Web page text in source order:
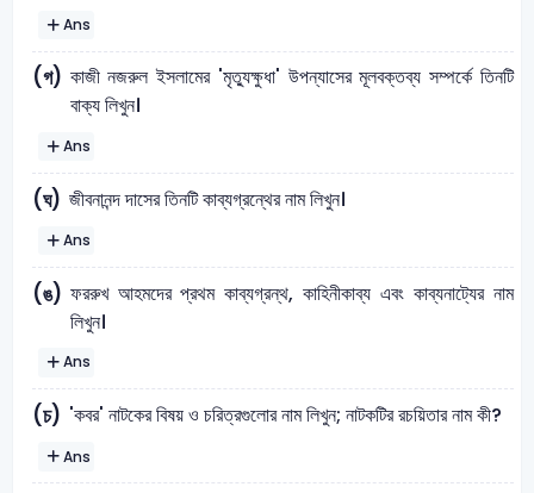
Ans
(গ) কাজী নজরুল ইসলামের 'মৃত্যুক্ষুধা' উপন্যাসের মূলবক্তব্য সম্পর্কে তিনটি
বাক্য লিখুন।
Ans
(ঘ) জীবনানন্দ দাসের তিনটি কাব্যগ্রন্থের নাম লিখুন।
Ans
(ঙ) ফররুখ আহমদের প্রথম কাব্যগ্রন্থ, কাহিনীকাব্য এবং কাব্যনাট্যের নাম
লিখুন।
Ans
(চ) 'কবর' নাটকের বিষয় ও চরিত্রগুলাের নাম লিখুন; নাটকটির রচয়িতার নাম কী?
Ans